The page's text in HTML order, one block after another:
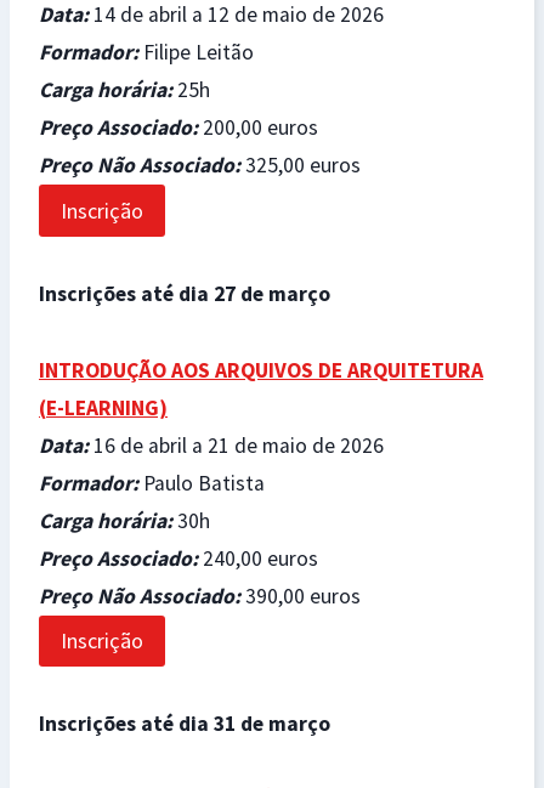
Data: 14 de abril a 12 de maio de 2026
Formador: Filipe Leitão
Carga horária:25h
Preço Associado:200,00 euros
Preço Não Associado:325,00 euros
Inscrição
Inscrições até dia 27 de março
INTRODUÇÃO AOS ARQUIVOS DE ARQUITETURA
(E-LEARNING)
Data: 16 de abril a 21 de maio de 2026
Formador: Paulo Batista
Carga horária:30h
Preço Associado:240,00 euros
Preço Não Associado:390,00 euros
Inscrição
Inscrições até dia 31 de março